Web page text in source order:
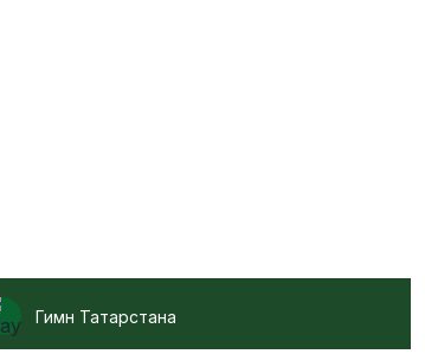
Гимн Татарстана